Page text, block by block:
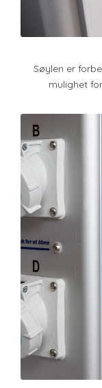
Søylen er
mulighet